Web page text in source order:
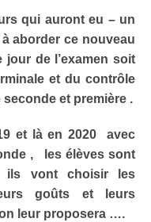
qui auront eu – un
aborder ce nouveau
de l’examen soit
et du contrôle
et première .
et là en 2020 avec
, les élèves sont
ils vont choisir les
goûts et leurs
leur proposera ….